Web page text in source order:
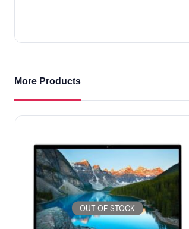
More Products
OUT OF STOCK